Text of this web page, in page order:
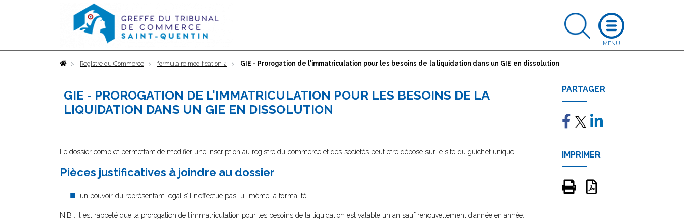
AccueilRegistre du Commerce formulaire modification 2 GIE - Prorogation de l'immatriculation pour les besoins de la liquidation dans un GIE en dissolution
GIE - PROROGATION DE L'IMMATRICULATION POUR LES BESOINS DE LA
LIQUIDATION DANS UN GIE EN DISSOLUTION
Le dossier complet permettant de modifier une inscription au registre du commerce et des sociétés peut être déposé sur le site du guichet unique
Pièces justificatives à joindre au dossier
un pouvoir du représentant légal s’il n’effectue pas lui-même la formalité
N.B : Il est rappelé que la prorogation de l’immatriculation pour les besoins de la liquidation est valable un an sauf renouvellement d’année en année.
PARTAGER
IMPRIMER